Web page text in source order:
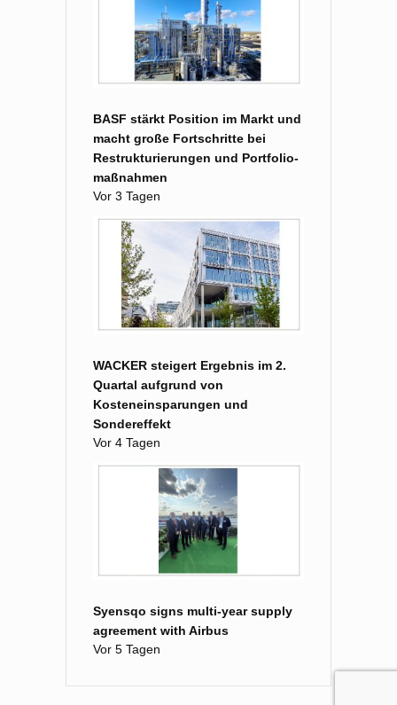
BASF stärkt Position im Markt und
macht große Fort­schritte bei
Restruk­turierungen und Portfolio­
maß­nahmen
Vor 3 Tagen
WACKER steigert Ergebnis im 2.
Quartal aufgrund von
Kosteneinsparungen und
Sondereffekt
Vor 4 Tagen
Syensqo signs multi-year supply
agreement with Airbus
Vor 5 Tagen